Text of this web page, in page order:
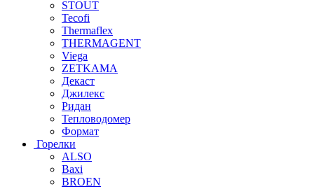
STOUT
Tecofi
Thermaflex
THERMAGENT
Viega
ZETKAMA
Декаст
Джилекс
Ридан
Тепловодомер
Формат
Горелки
ALSO
Baxi
BROEN